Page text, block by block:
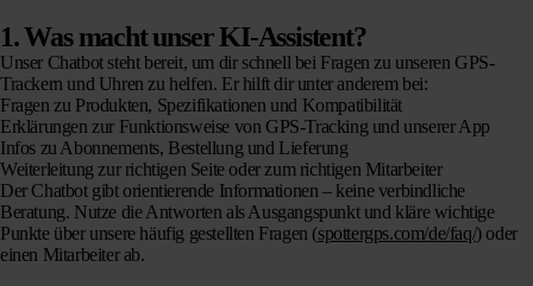
1. Was macht unser KI-Assistent?
Unser Chatbot steht bereit, um dir schnell bei Fragen zu unseren GPS-
Trackern und Uhren zu helfen. Er hilft dir unter anderem bei:
Fragen zu Produkten, Spezifikationen und Kompatibilität
Erklärungen zur Funktionsweise von GPS-Tracking und unserer App
Infos zu Abonnements, Bestellung und Lieferung
Weiterleitung zur richtigen Seite oder zum richtigen Mitarbeiter
Der Chatbot gibt orientierende Informationen – keine verbindliche
Beratung. Nutze die Antworten als Ausgangspunkt und kläre wichtige
Punkte über unsere häufig gestellten Fragen (spottergps.com/de/faq/) oder
einen Mitarbeiter ab.